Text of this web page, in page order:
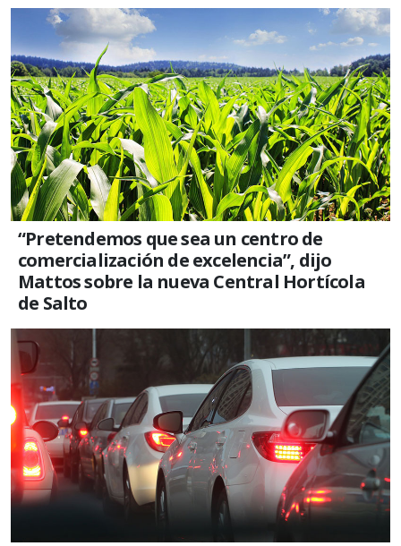
“Pretendemos que sea un centro de
comercialización de excelencia”, dijo
Mattos sobre la nueva Central Hortícola
de Salto